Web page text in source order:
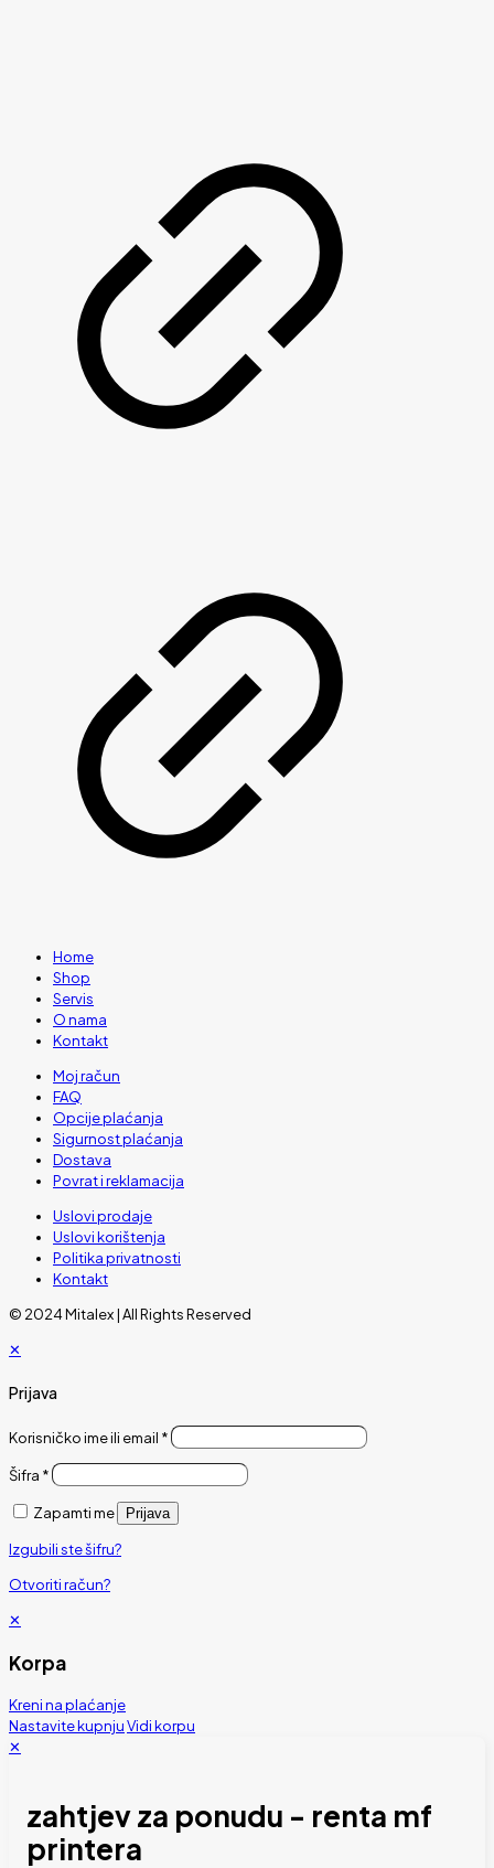
Home
Shop
Servis
O nama
Kontakt
Moj račun
FAQ
Opcije plaćanja
Sigurnost plaćanja
Dostava
Povrat i reklamacija
Uslovi prodaje
Uslovi korištenja
Politika privatnosti
Kontakt
© 2024 Mitalex | All Rights Reserved
✕
Prijava
Korisničko ime ili email *
Šifra *
Zapamti me Prijava
Izgubili ste šifru?
Otvoriti račun?
✕
Korpa
Kreni na plaćanje
Nastavite kupnjuVidi korpu
✕
zahtjev za ponudu - renta mf
printera